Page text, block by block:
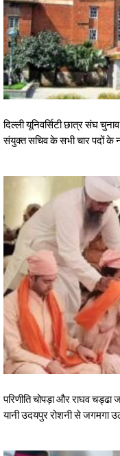
दिल्ली यूनिवर्सिटी छात्र संघ
संयुक्त सचिव के सभी चार पदों के
परिणीति चोपड़ा और राघव
यानी उदयपुर रोशनी से जगमगा